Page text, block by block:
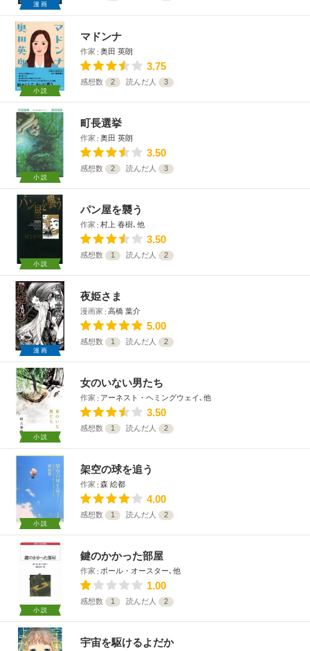
漫画
小説
マドンナ
作家 奥田 英朗
3.75
感想数 2 読んだ人 3
小説
町長選挙
作家 奥田 英朗
3.50
感想数 2 読んだ人 3
小説
パン屋を襲う
作家 村上 春樹､他
3.50
感想数 1 読んだ人 2
漫画
夜姫さま
漫画家 高橋 葉介
5.00
感想数 1 読んだ人 2
小説
女のいない男たち
作家 アーネスト・ヘミングウェイ､他
3.50
感想数 1 読んだ人 2
小説
架空の球を追う
作家 森 絵都
4.00
感想数 1 読んだ人 2
小説
鍵のかかった部屋
作家 ポール・オースター､他
1.00
感想数 1 読んだ人 2
宇宙を駆けるよだか